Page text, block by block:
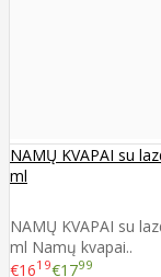
NAMŲ KVAPAI su
ml
NAMŲ KVAPAI su
ml Namų kvapai..
€1619€1799